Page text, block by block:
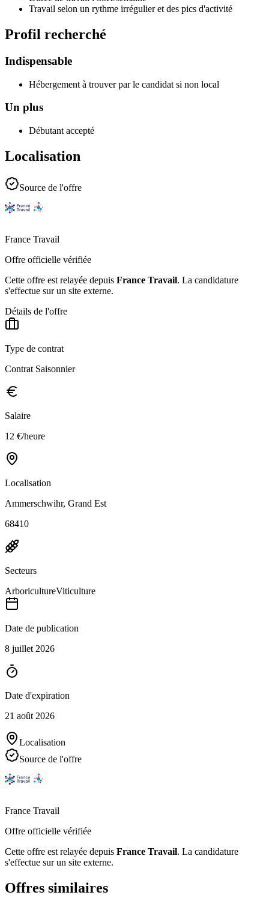
Travail selon un rythme irrégulier et des pics d'activité
Profil recherché
Indispensable
Hébergement à trouver par le candidat si non local
Un plus
Débutant accepté
Localisation
Source de l'offre
France Travail
Offre officielle vérifiée
Cette offre est relayée depuis France Travail. La candidature
s'effectue sur un site externe.
Détails de l'offre
Type de contrat
Contrat Saisonnier
Salaire
12 €/heure
Localisation
Ammerschwihr, Grand Est
68410
Secteurs
ArboricultureViticulture
Date de publication
8 juillet 2026
Date d'expiration
21 août 2026
Localisation
Source de l'offre
France Travail
Offre officielle vérifiée
Cette offre est relayée depuis France Travail. La candidature
s'effectue sur un site externe.
Offres similaires